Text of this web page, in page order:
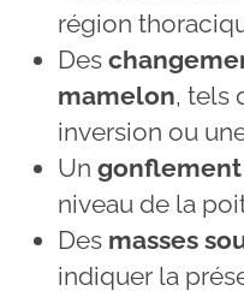
région
Des
mamelon, tels
inversion ou
Un gonflement
niveau de la
Des masses
indiquer la